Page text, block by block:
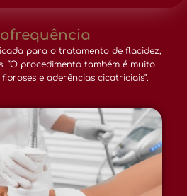
para o tratamento de flacidez,
“O procedimento também é muito
e aderências cicatriciais".